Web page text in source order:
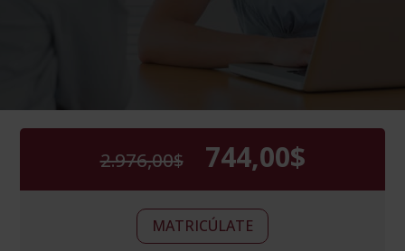
2.976,00$
era:
2.976,00$.
744,00$El
Internacional
MATRICÚLATE